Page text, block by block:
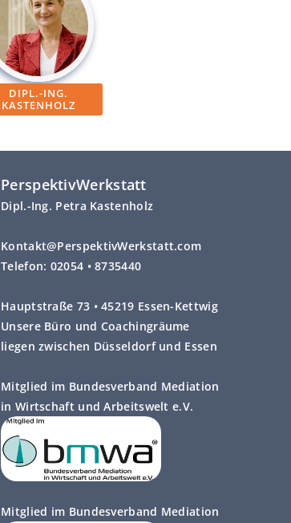
DIPL.-ING.
KASTENHOLZ
PerspektivWerkstatt
Dipl.-Ing. Petra Kastenholz
Kontakt@PerspektivWerkstatt.com
Telefon: 02054 • 8735440
Hauptstraße 73 • 45219 Essen-Kettwig
Unsere Büro und Coachingräume
liegen zwischen Düsseldorf und Essen
Mitglied im Bundesverband Mediation
in Wirtschaft und Arbeitswelt e.V.
Mitglied im Bundesverband Mediation